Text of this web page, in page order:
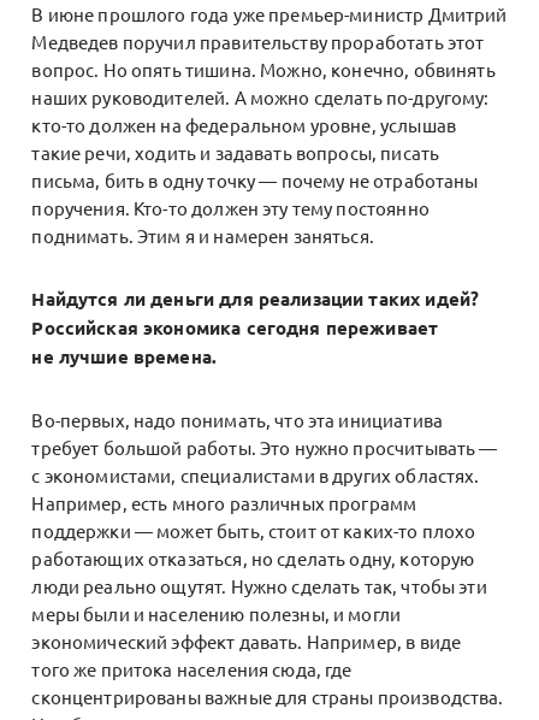
В июне прошлого года уже премьер-министр Дмитрий
Медведев поручил правительству проработать этот
вопрос. Но опять тишина. Можно, конечно, обвинять
наших руководителей. А можно сделать по-другому:
кто-то должен на федеральном уровне, услышав
такие речи, ходить и задавать вопросы, писать
письма, бить в одну точку — почему не отработаны
поручения. Кто-то должен эту тему постоянно
поднимать. Этим я и намерен заняться.
Найдутся ли деньги для реализации таких идей?
Российская экономика сегодня переживает
не лучшие времена.
Во-первых, надо понимать, что эта инициатива
требует большой работы. Это нужно просчитывать —
с экономистами, специалистами в других областях.
Например, есть много различных программ
поддержки — может быть, стоит от каких-то плохо
работающих отказаться, но сделать одну, которую
люди реально ощутят. Нужно сделать так, чтобы эти
меры были и населению полезны, и могли
экономический эффект давать. Например, в виде
того же притока населения сюда, где
сконцентрированы важные для страны производства.